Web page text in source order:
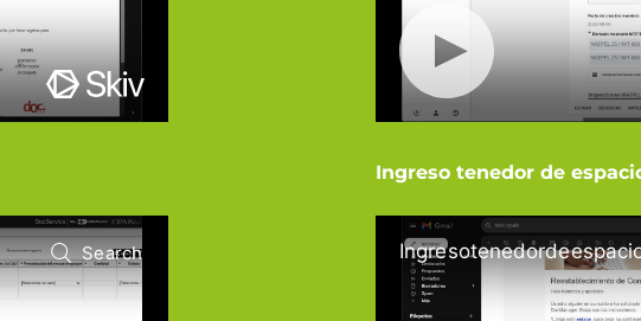
Ingreso tenedor de